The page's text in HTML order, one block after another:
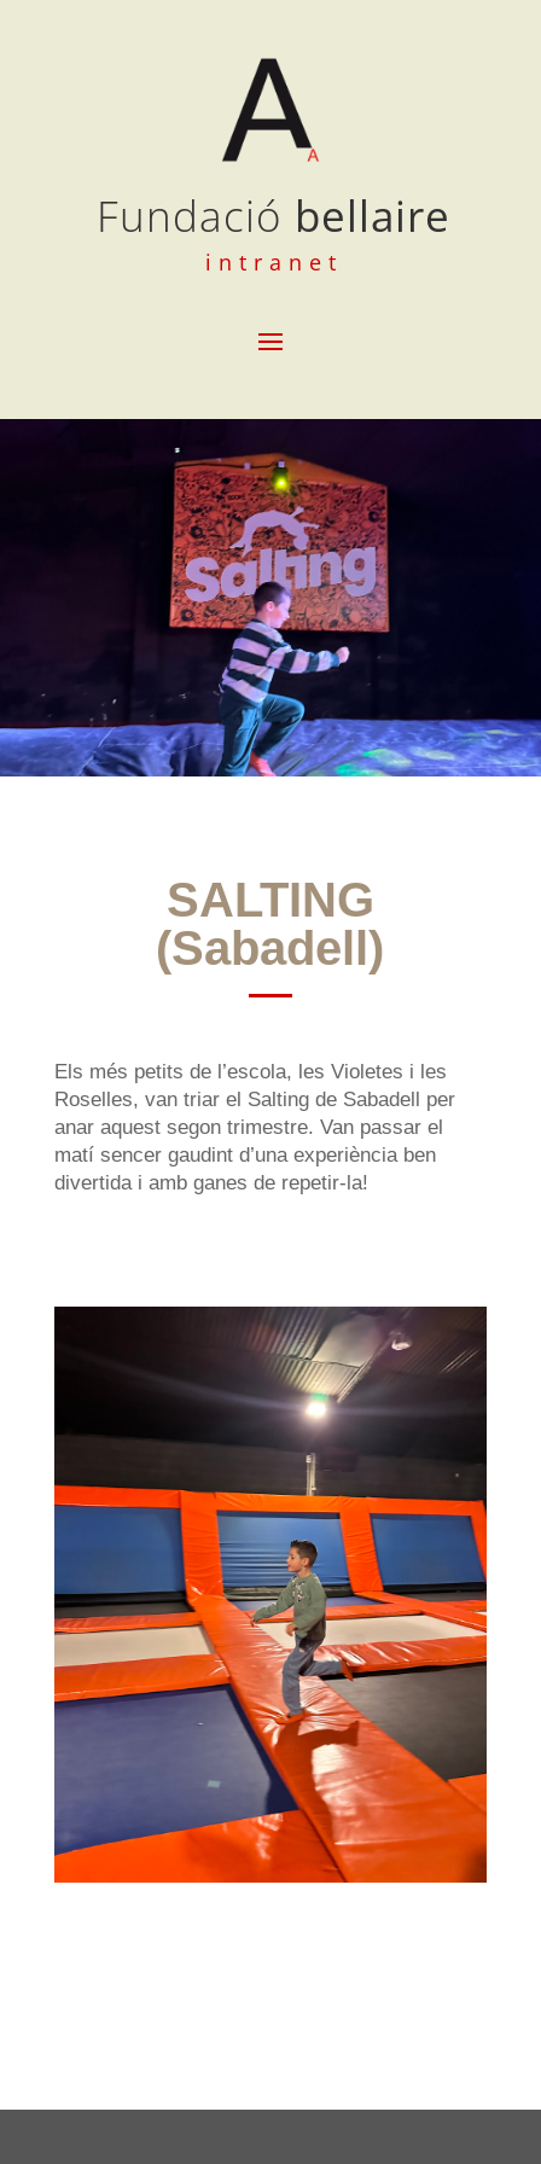
Fundació bellaire
intranet
SALTING
(Sabadell)
Els més petits de l’escola, les Violetes i les
Roselles, van triar el Salting de Sabadell per
anar aquest segon trimestre. Van passar el
matí sencer gaudint d’una experiència ben
divertida i amb ganes de repetir-la!